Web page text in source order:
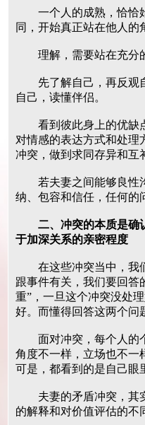
一个人的成熟，恰恰
同，开始真正站在他人的
理解，需要站在充分的
先了解自己，再反观
自己，读懂伴侣。
看到彼此身上的优缺
对情感的表达方式和处理
冲突，做到求同存异和互
若夫妻之间能够良性
纳、包容和信任，任何的
二、冲突的本质是确
于加深关系的亲密程度
在这些冲突当中，我
跟事件有关，我们要回答
重”，一旦这个冲突没处
好。而懂得回答这两个问
面对冲突，每个人的
角度不一样，立场也不一
可是，都看到的是自己眼
夫妻的矛盾冲突，其
的解释和对价值评估的不